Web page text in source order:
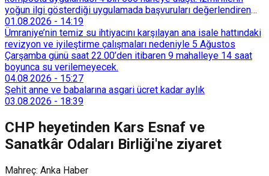
yoğun ilgi gösterdiği uygulamada başvuruları değerlendiren
Tarımsal Hizmetler Dairesi Başkanlığı, farklı ilçelerde toplam
128 bokaşi kompost eğitimi düzenleyerek İzmirlileri
sürdürülebilir atık yönetimi sistemine dahil etti.
01.08.2026 - 14:19
Ümraniye’nin temiz su ihtiyacını karşılayan ana isale hattındaki
revizyon ve iyileştirme çalışmaları nedeniyle 5 Ağustos
Çarşamba günü saat 22.00’den itibaren 9 mahalleye 14 saat
boyunca su verilemeyecek.
04.08.2026 - 15:27
Şehit anne ve babalarına asgari ücret kadar aylık
03.08.2026 - 18:39
CHP heyetinden Kars Esnaf ve
Sanatkâr Odaları Birliği'ne ziyaret
Mahreç: Anka Haber